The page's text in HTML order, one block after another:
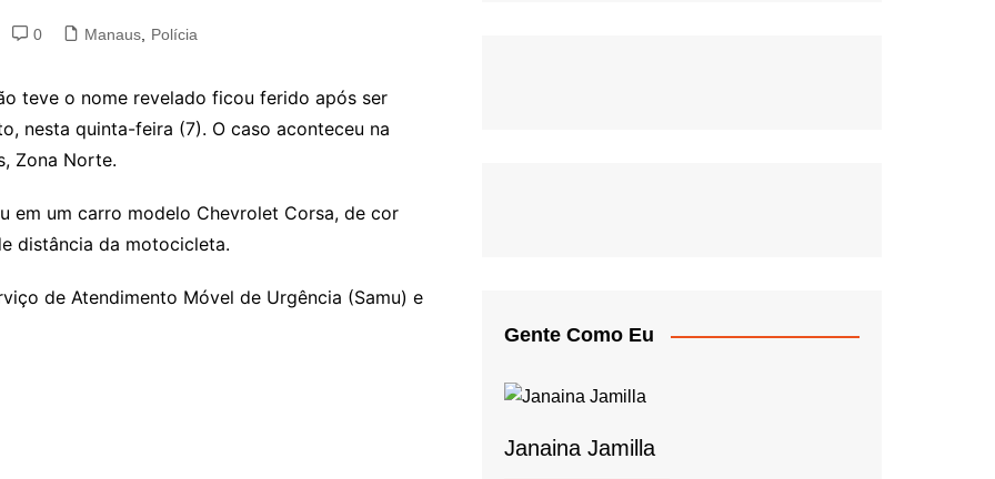
0 Manaus Polícia
teve o nome revelado ficou ferido após ser
nesta quinta-feira (7). O caso aconteceu na
Zona Norte.
em um carro modelo Chevrolet Corsa, de cor
distância da motocicleta.
de Atendimento Móvel de Urgência (Samu) e
Gente Como Eu
Janaina Jamilla